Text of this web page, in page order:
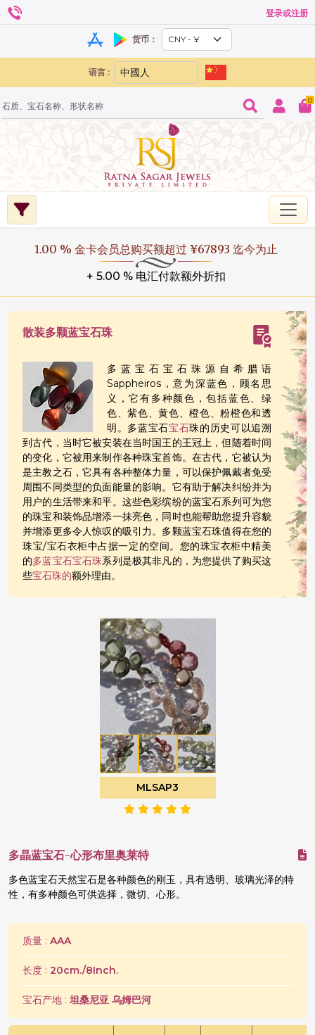
登录或注册
货币：
语言 :
0
1.00 % 金卡会员总购买额超过 ¥67893 迄今为止
+ 5.00 % 电汇付款额外折扣
散装多颗蓝宝石珠
多蓝宝石宝石珠源自希腊语
Sappheiros，意为深蓝色，顾名思
义，它有多种颜色，包括蓝色、绿
色、紫色、黄色、橙色、粉橙色和透
明。多蓝宝石宝石珠的历史可以追溯
到古代，当时它被安装在当时国王的王冠上，但随着时间
的变化，它被用来制作各种珠宝首饰。在古代，它被认为
是主教之石，它具有各种整体力量，可以保护佩戴者免受
周围不同类型的负面能量的影响。它有助于解决纠纷并为
用户的生活带来和平。这些色彩缤纷的蓝宝石系列可为您
的珠宝和装饰品增添一抹亮色，同时也能帮助您提升容貌
并增添更多令人惊叹的吸引力。多颗蓝宝石珠值得在您的
珠宝/宝石衣柜中占据一定的空间。您的珠宝衣柜中精美
的多蓝宝石宝石珠系列是极其非凡的，为您提供了购买这
些宝石珠的额外理由。
MLSAP3
多晶蓝宝石-心形布里奥莱特
多色蓝宝石天然宝石是各种颜色的刚玉，具有透明、玻璃光泽的特
性，有多种颜色可供选择，微切、心形。
质量 : AAA
长度 : 20cm./8Inch.
宝石产地 :坦桑尼亚 乌姆巴河